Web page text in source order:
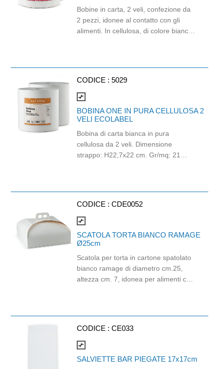
Bobine in carta, 2 veli, confezione da
2 pezzi, idonee al contatto con gli
alimenti. In cellulosa, di colore bianco
CODICE : 5029
compare_arrows
BOBINA ONE IN PURA CELLULOSA 2
VELI ECOLABEL
Bobina di carta bianca in pura
cellulosa da 2 veli. Dimensione
strappo: H22,7x22 cm. Gr/mq: 21
CODICE : CDE0052
compare_arrows
SCATOLA TORTA BIANCO RAMAGE
Ø25cm
Scatola per torta in cartone spatolato
bianco ramage di diametro cm.25,
altezza cm. 7, idonea per alimenti con
decoro ramificato/floreale (ramage),
ed è indicata per l'uso in bar e
pasticcerie. Con apertura a petalo e
CODICE : CE033
compare_arrows
SALVIETTE BAR PIEGATE 17x17cm